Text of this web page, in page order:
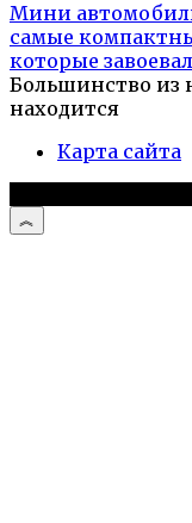
Мини
самые
которые
Большинство из
находится
Карта сайта